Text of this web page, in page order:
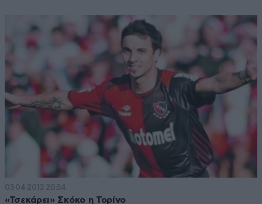
03·04·2013 20:34
«Τσεκάρει» Σκόκο η Τορίνο